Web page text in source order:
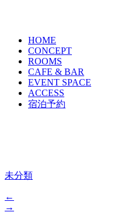
HOME
CONCEPT
ROOMS
CAFE & BAR
EVENT SPACE
ACCESS
宿泊予約
未分類
←
→